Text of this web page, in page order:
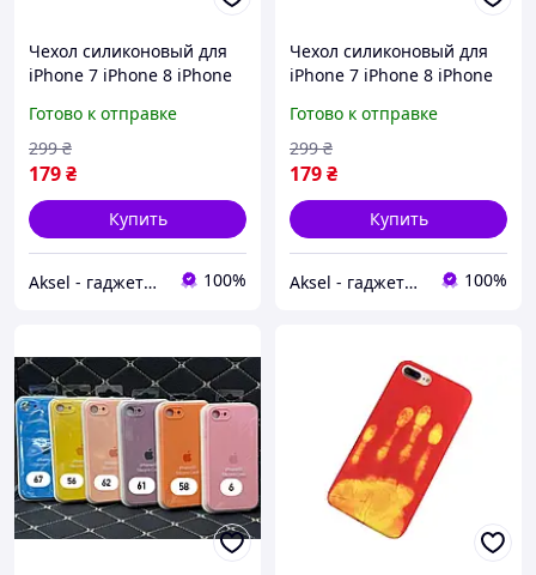
Чехол силиконовый для
iPhone 7 iPhone 8 iPhone
микрофиброй, разные
цвета
Готово к отправке
179₴
299 ₴
Купить
Aksel - гаджети та мобільні аксесуари 100%
Чехол силиконовый для
iPhone 7 iPhone 8 iPhone
микрофиброй, разные
цвета
Готово к отправке
179₴
299 ₴
Купить
Aksel - гаджети та мобільні аксесуари 100%